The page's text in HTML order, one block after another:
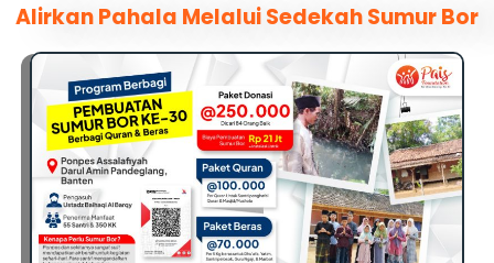
Alirkan Pahala Melalui Sedekah Sumur Bor